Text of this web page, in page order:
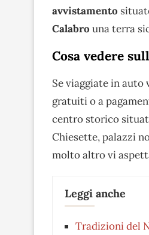
avvistamento
Calabro una terra
Cosa vedere
Se viaggiate in auto
gratuiti o a
centro storico
Chiesette, palazzi
molto altro vi
Leggi anche
Tradizioni del